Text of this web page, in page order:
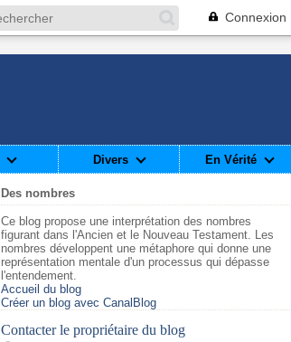
Connexion
Divers En Vérité
Des nombres
Ce blog propose une interprétation des nombres
figurant dans l'Ancien et le Nouveau Testament. Les
nombres développent une métaphore qui donne une
représentation mentale d'un processus qui dépasse
l'entendement.
Accueil du blog
Créer un blog avec CanalBlog
Contacter le propriétaire du blog